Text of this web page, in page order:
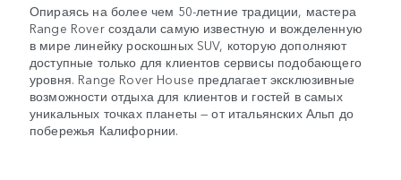
Опираясь на более чем 50-летние традиции, мастера
Range Rover создали самую известную и вожделенную
в мире линейку роскошных SUV, которую дополняют
доступные только для клиентов сервисы подобающего
уровня. Range Rover House предлагает эксклюзивные
возможности отдыха для клиентов и гостей в самых
уникальных точках планеты — от итальянских Альп до
побережья Калифорнии.